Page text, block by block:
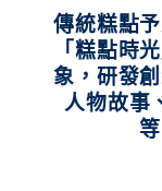
傳統糕點
「糕點時
象，研發
人物故事